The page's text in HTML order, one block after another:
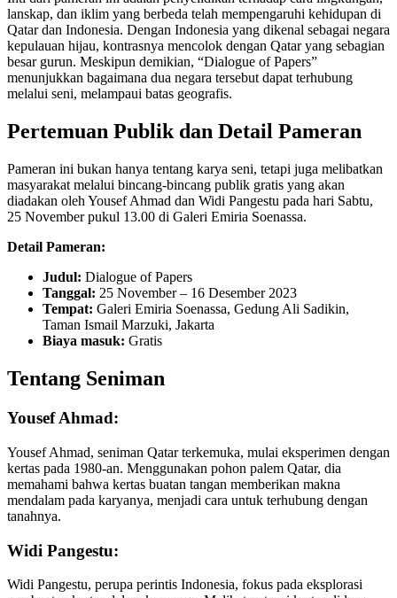
lanskap, dan iklim yang berbeda telah mempengaruhi kehidupan di
Qatar dan Indonesia. Dengan Indonesia yang dikenal sebagai negara
kepulauan hijau, kontrasnya mencolok dengan Qatar yang sebagian
besar gurun. Meskipun demikian, “Dialogue of Papers”
menunjukkan bagaimana dua negara tersebut dapat terhubung
melalui seni, melampaui batas geografis.
Pertemuan Publik dan Detail Pameran
Pameran ini bukan hanya tentang karya seni, tetapi juga melibatkan
masyarakat melalui bincang-bincang publik gratis yang akan
diadakan oleh Yousef Ahmad dan Widi Pangestu pada hari Sabtu,
25 November pukul 13.00 di Galeri Emiria Soenassa.
Detail Pameran:
Judul: Dialogue of Papers
Tanggal: 25 November – 16 Desember 2023
Tempat: Galeri Emiria Soenassa, Gedung Ali Sadikin,
Taman Ismail Marzuki, Jakarta
Biaya masuk: Gratis
Tentang Seniman
Yousef Ahmad:
Yousef Ahmad, seniman Qatar terkemuka, mulai eksperimen dengan
kertas pada 1980-an. Menggunakan pohon palem Qatar, dia
memahami bahwa kertas buatan tangan memberikan makna
mendalam pada karyanya, menjadi cara untuk terhubung dengan
tanahnya.
Widi Pangestu:
Widi Pangestu, perupa perintis Indonesia, fokus pada eksplorasi